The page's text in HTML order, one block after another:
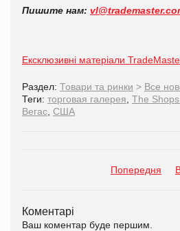
Пишите нам: vl@trademaster.
Ексклюзивні матеріали
Раздел: Товари та ринки > Все
Теги: торговая галерея The
Вегас США
Попередня
Коментарі
Ваш коментар буде першим.